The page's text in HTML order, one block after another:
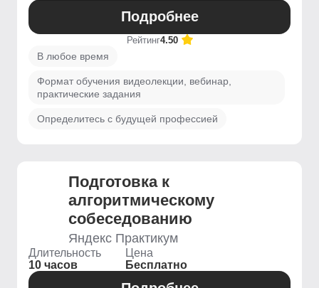
Подробнее
Рейтинг4.50
В любое время
Формат обучения видеолекции, вебинар,
практические задания
Определитесь с будущей профессией
Подготовка к
алгоритмическому
собеседованию
Яндекс Практикум
Длительность
10 часов
Цена
Бесплатно